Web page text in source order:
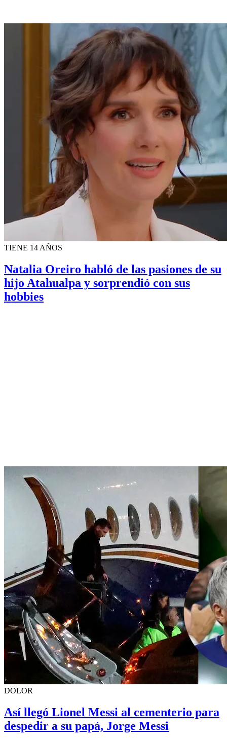
TIENE 14 AÑOS
Natalia Oreiro habló de las pasiones de su
hijo Atahualpa y sorprendió con sus
hobbies
DOLOR
Así llegó Lionel Messi al cementerio para
despedir a su papá, Jorge Messi